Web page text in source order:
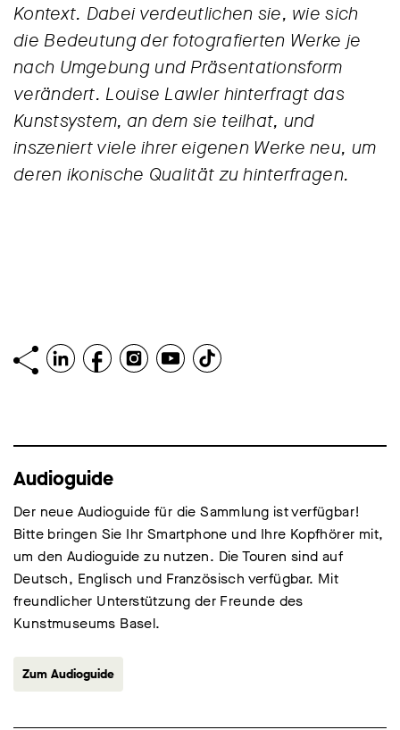
Kontext. Dabei verdeutlichen sie, wie sich
die Bedeutung der fotografierten Werke je
nach Umgebung und Präsentationsform
verändert. Louise Lawler hinterfragt das
Kunstsystem, an dem sie teilhat, und
inszeniert viele ihrer eigenen Werke neu, um
deren ikonische Qualität zu hinterfragen.
Audioguide
Der neue Audioguide für die Sammlung ist verfügbar!
Bitte bringen Sie Ihr Smartphone und Ihre Kopfhörer mit,
um den Audioguide zu nutzen. Die Touren sind auf
Deutsch, Englisch und Französisch verfügbar. Mit
freundlicher Unterstützung der Freunde des
Kunstmuseums Basel.
Zum Audioguide